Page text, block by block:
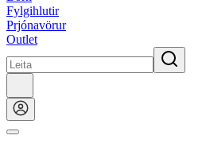
Fylgihlutir
Prjónavörur
Outlet